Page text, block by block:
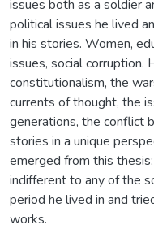
issues both as a soldier
political issues he lived
in his stories. Women,
issues, social
constitutionalism, the
currents of thought, the
generations, the conflict
stories in a unique
emerged from this
indifferent to any of the
period he lived in and
works.